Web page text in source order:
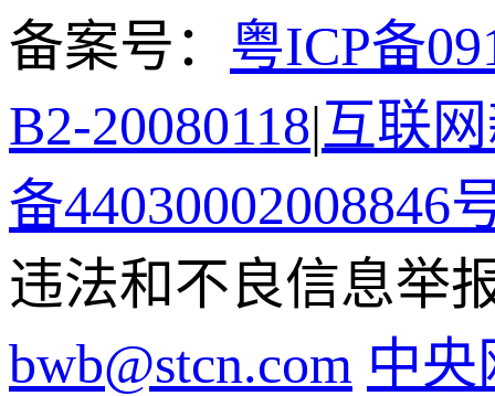
备案号： 粤ICP备
B2-20080118|互联
备44030002008846
违法和不良信息举
bwb@stcn.com 中